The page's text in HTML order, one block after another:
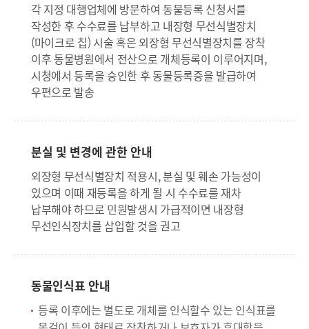
각 지정 대행업체에 방문하여 동물등록 신청서를
작성한 후 수수료를 납부하고 내장형 무선식별장치
(마이크로 칩) 시술 혹은 외장형 무선식별장치를 장착
이후 동물병원에서 전산으로 개체등록이 이루어지며,
시청에서 등록을 승인한 후 동물등록증을 발급하여
우편으로 발송
분실 및 변경에 관한 안내
외장형 무선식별장치 적용시, 분실 및 훼손 가능성이
있으며 이때 재등록을 하게 될 시 수수료를 재차
납부해야 하므로 민원발생시 가급적이면 내장형
무선인식장치를 삽입할 것을 권고
동물인식표 안내
등록 이후에는 별도로 개체를 인식할수 있는 인식표를